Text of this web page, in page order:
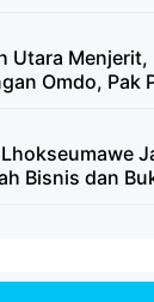
Utara Menjerit,
Omdo, Pak
Bisnis dan